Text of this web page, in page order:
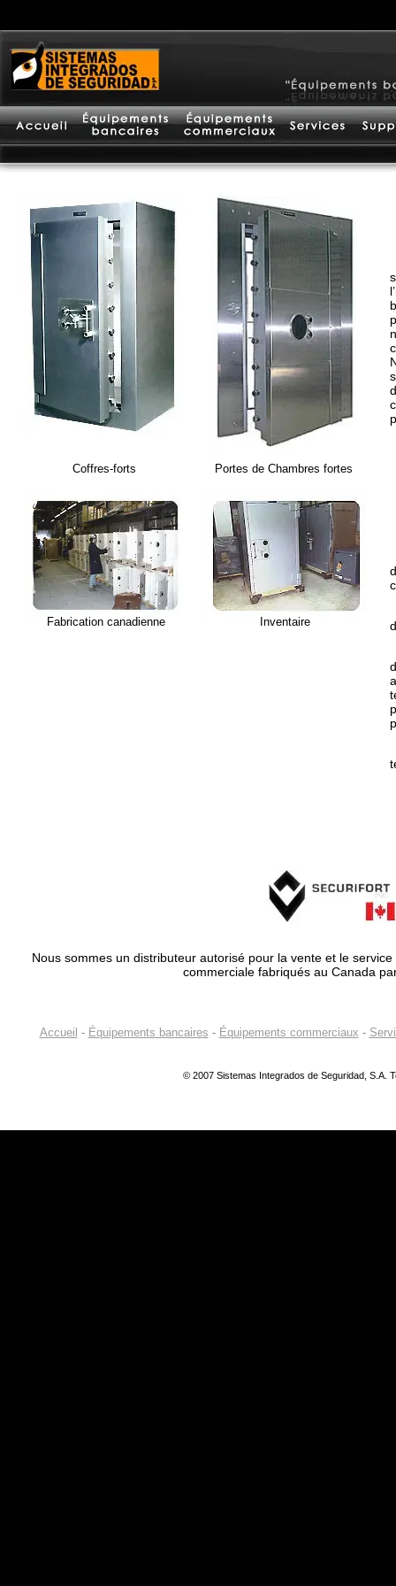
© 2007 Sistemas Integrados de Seguridad, S.A.
Accueil - Équipements bancaires - Équipements commerciaux -
Fabrication canadienne
Portes de Chambres fortes
Coffres-forts
Inventaire
Nous sommes un distributeur autorisé pour la vente et le
commerciale fabriqués au Canada